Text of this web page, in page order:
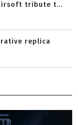
tribute t...
replica